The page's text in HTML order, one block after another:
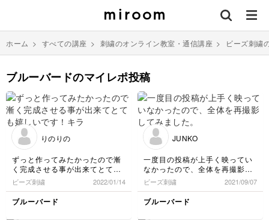
ホーム > すべての講座 > 刺繍のオンライン教室・通信講座 > ビーズ刺繍
ブルーバードのマイレポ投稿
りのりの
ずっと作ってみたかったので漸
く完成させる事が出来てとても
嬉しいです！キラキラしていて
とても可愛く、ヘアアクセサリ
ーとしても使いたかったので、
2wayのクリップ付きのピンを着
ビーズ刺繍 2022/01/14
ブルーバード
JUNKO
一度目の投稿が上手く映ってい
なかったので、全体を再撮影し
てみました。
ビーズ刺繍 2021/09/07
ブルーバード